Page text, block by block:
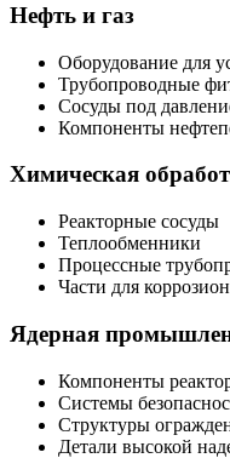
Нефть и газ
Оборудование для
Трубопроводные
Сосуды под
Компоненты
Химическая
Реакторные сосуды
Теплообменники
Процессные
Части для
Ядерная
Компоненты
Системы
Структуры
Детали высокой